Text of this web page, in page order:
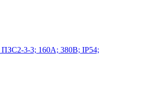
3-3; 160А; 380В; IP54;